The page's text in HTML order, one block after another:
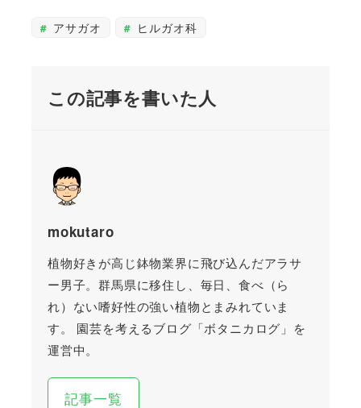
アサガオ ヒルガオ科
この記事を書いた人
mokutaro
植物好きが高じ鉢物業界に飛び込んだアラサ
ー男子。群馬県に移住し、毎日、食べ（ら
れ）ない嗜好性の強い植物とまみれていま
す。 園芸を考えるブログ「ボタニカログ」を
運営中。
記事一覧